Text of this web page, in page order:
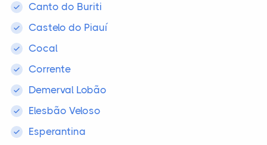
Canto do Buriti
Castelo do Piauí
Cocal
Corrente
Demerval Lobão
Elesbão Veloso
Esperantina